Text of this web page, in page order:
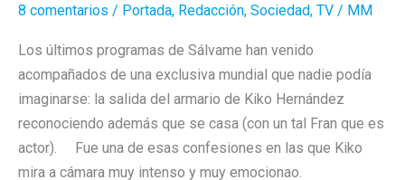
8 comentarios / Portada, Redacción, Sociedad, TV / MM
Los últimos programas de Sálvame han venido
acompañados de una exclusiva mundial que nadie podía
imaginarse: la salida del armario de Kiko Hernández
reconociendo además que se casa (con un tal Fran que es
actor). Fue una de esas confesiones en las que Kiko
mira a cámara muy intenso y muy emocionao.